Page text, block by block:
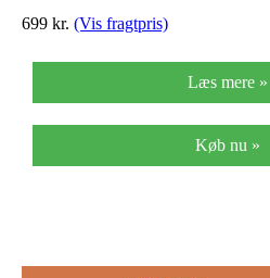
699 kr. (Vis fragtpris)
Læs mere »
Køb nu »